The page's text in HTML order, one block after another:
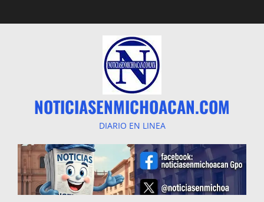
al
NOTICIASENMICHOACAN.COM
DIARIO EN LINEA